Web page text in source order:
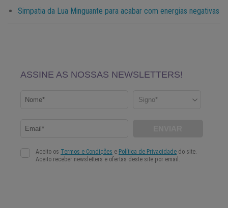
Simpatia da Lua Minguante para acabar com energias negativas